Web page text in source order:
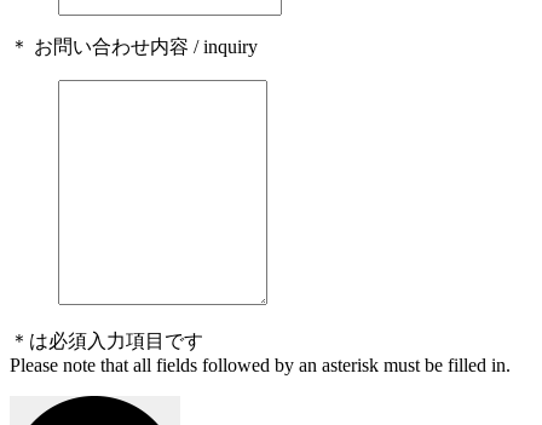
＊ お問い合わせ内容 / inquiry
＊は必須入力項目です
Please note that all fields followed by an asterisk must be filled in.